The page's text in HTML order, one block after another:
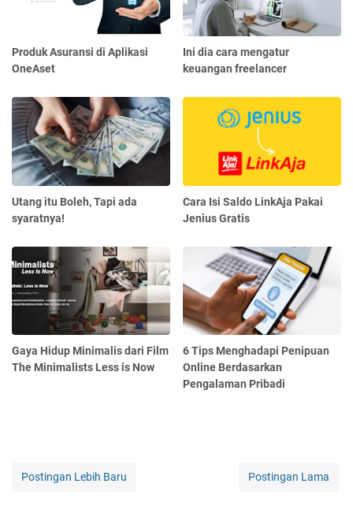
Produk Asuransi di Aplikasi
OneAset
Ini dia cara mengatur
keuangan freelancer
Utang itu Boleh, Tapi ada
syaratnya!
Cara Isi Saldo LinkAja Pakai
Jenius Gratis
Gaya Hidup Minimalis dari Film
The Minimalists Less is Now
6 Tips Menghadapi Penipuan
Online Berdasarkan
Pengalaman Pribadi
Postingan Lebih Baru Postingan Lama